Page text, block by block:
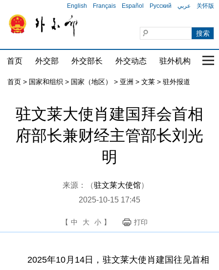
English Français Español Русский عربي 关怀版
首页 外交部 外交部长 外交动态 驻外机构 国
首页 > 国家和组织 > 国家（地区） > 亚洲 > 文莱 > 驻外报道
驻文莱大使肖建国拜会首相
府部长兼财经主管部长刘光
明
来源：（驻文莱大使馆）
2025-10-15 17:45
【 中 大 小 】 打印
2025年10月14日，驻文莱大使肖建国往见首相